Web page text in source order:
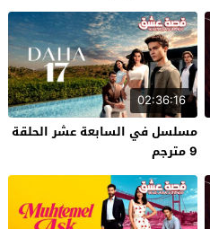
02:36:16
مسلسل في السابعة عشر الحلقة
9 مترجم